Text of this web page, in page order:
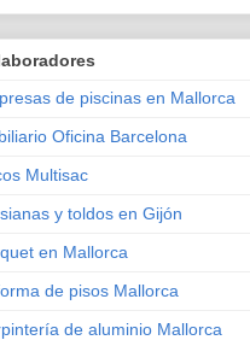
de piscinas en Mallorca
Oficina Barcelona
Multisac
y toldos en Gijón
en Mallorca
de pisos Mallorca
de aluminio Mallorca